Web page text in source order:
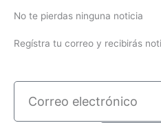
No te pierdas ninguna noticia
Regístra tu correo y recibirás
electrónico